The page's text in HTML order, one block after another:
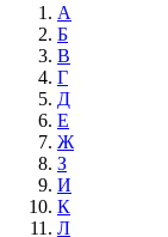
А
Б
В
Г
Д
Е
Ж
З
И
К
Л